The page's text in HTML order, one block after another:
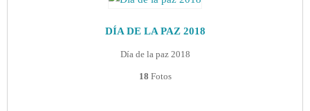
DÍA DE LA PAZ 2018
Día de la paz 2018
18 Fotos